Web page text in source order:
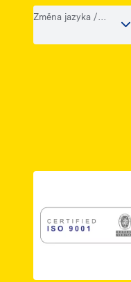
Změna jazyka /
Link do